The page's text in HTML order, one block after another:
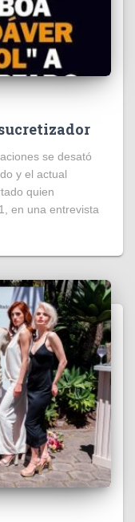
se desató
y el actual
quien
en una entrevista